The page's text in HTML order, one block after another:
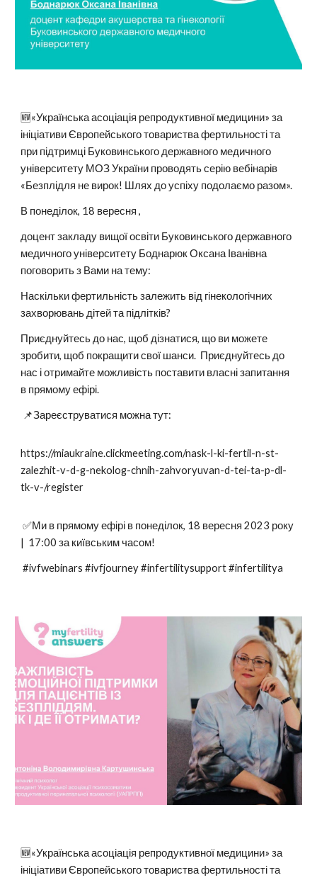
🆕«Українська асоціація репродуктивної медицини» за
ініціативи Європейського товариства фертильності та
при підтримці Буковинського державного медичного
університету МОЗ України проводять серію вебінарів
«Безплідля не вирок! Шлях до успіху подолаємо разом».
В понеділок, 18 вересня ,
доцент закладу вищої освіти Буковинського державного
медичного університету Боднарюк Оксана Іванівна
поговорить з Вами на тему:
Наскільки фертильність залежить від гінекологічних
захворювань дітей та підлітків?
Приєднуйтесь до нас, щоб дізнатися, що ви можете
зробити, щоб покращити свої шанси. Приєднуйтесь до
нас і отримайте можливість поставити власні запитання
в прямому ефірі.
📌Зареєструватися можна тут:
https://miaukraine.clickmeeting.com/nask-l-ki-fertil-n-st-
zalezhit-v-d-g-nekolog-chnih-zahvoryuvan-d-tei-ta-p-dl-
tk-v-/register
✅Ми в прямому ефірі в понеділок, 18 вересня 2023 року
| 17:00 за київським часом!
#ivfwebinars #ivfjourney #infertilitysupport #infertilitya
🆕«Українська асоціація репродуктивної медицини» за
ініціативи Європейського товариства фертильності та